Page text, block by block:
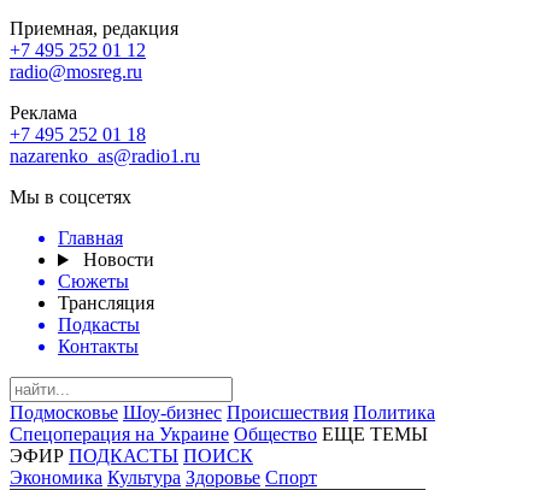
Приемная, редакция
+7 495 252 01 12
radio@mosreg.ru
Реклама
+7 495 252 01 18
nazarenko_as@radio1.ru
Мы в соцсетях
Главная
Новости
Сюжеты
Трансляция
Подкасты
Контакты
Подмосковье Шоу-бизнес Происшествия Политика
Спецоперация на Украине Общество ЕЩЕ ТЕМЫ
ЭФИР ПОДКАСТЫ ПОИСК
Экономика Культура Здоровье Спорт